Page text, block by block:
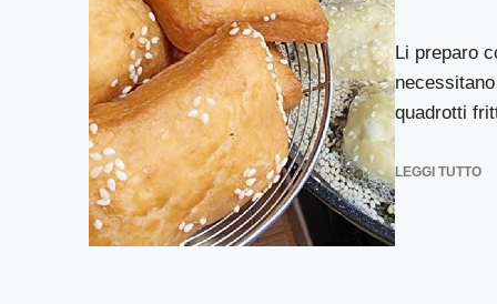
Li preparo
quadrotti
LEGGI TUTTO